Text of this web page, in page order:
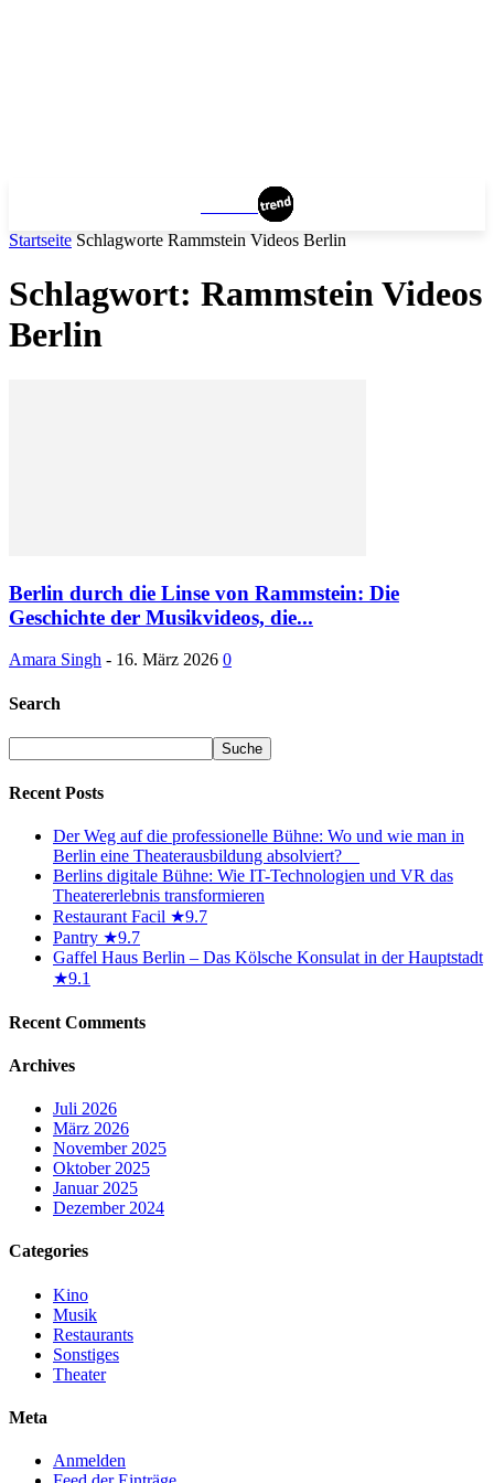
Startseite Schlagworte Rammstein Videos Berlin
Schlagwort: Rammstein Videos
Berlin
Berlin durch die Linse von Rammstein: Die
Geschichte der Musikvideos, die...
Amara Singh - 16. März 2026 0
Search
Recent Posts
Der Weg auf die professionelle Bühne: Wo und wie man in
Berlin eine Theaterausbildung absolviert?
Berlins digitale Bühne: Wie IT-Technologien und VR das
Theatererlebnis transformieren
Restaurant Facil ★9.7
Pantry ★9.7
Gaffel Haus Berlin – Das Kölsche Konsulat in der Hauptstadt
★9.1
Recent Comments
Archives
Juli 2026
März 2026
November 2025
Oktober 2025
Januar 2025
Dezember 2024
Categories
Kino
Musik
Restaurants
Sonstiges
Theater
Meta
Anmelden